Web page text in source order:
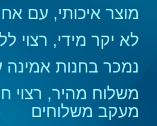
מוצר איכותי, עם
לא יקר מידי, רצוי
נמכר בחנות
משלוח מהיר, רצוי
מעקב משלוחים